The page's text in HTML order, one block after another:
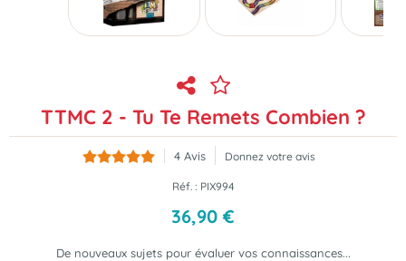
TTMC 2 - Tu Te Remets Combien ?
4 Avis Donnez votre avis
Réf. : PIX994
36,90 €
De nouveaux sujets pour évaluer vos connaissances...